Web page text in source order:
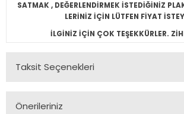
SATMAK , DEĞERLENDİRMEK İSTEDİĞİNİZ
LERİNİZ İÇİN LÜTFEN FİYAT
İLGİNİZ İÇİN ÇOK TEŞEKKÜRLER.
Taksit Seçenekleri
Önerileriniz